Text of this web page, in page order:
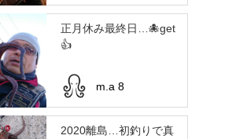
正月休み最終日…🐙get
👍
m.a 8
2020離島…初釣りで真